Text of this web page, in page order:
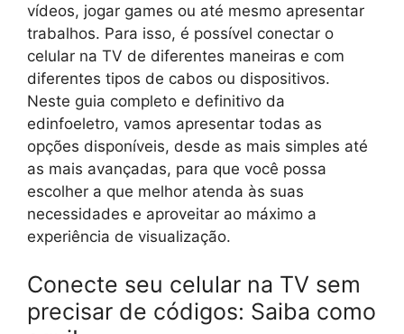
vídeos, jogar games ou até mesmo apresentar
trabalhos. Para isso, é possível conectar o
celular na TV de diferentes maneiras e com
diferentes tipos de cabos ou dispositivos.
Neste guia completo e definitivo da
edinfoeletro, vamos apresentar todas as
opções disponíveis, desde as mais simples até
as mais avançadas, para que você possa
escolher a que melhor atenda às suas
necessidades e aproveitar ao máximo a
experiência de visualização.
Conecte seu celular na TV sem
precisar de códigos: Saiba como